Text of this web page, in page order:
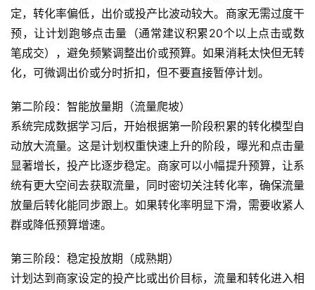
定，转化率偏低，出价或投产比波动较大。商家无需过度干
预，让计划跑够点击量（通常建议积累20个以上点击或数
笔成交），避免频繁调整出价或预算。如果消耗太快但无转
化，可微调出价或分时折扣，但不要直接暂停计划。
第二阶段：智能放量期（流量爬坡）
系统完成数据学习后，开始根据第一阶段积累的转化模型自
动放大流量。这是计划权重快速上升的阶段，曝光和点击量
显著增长，投产比逐步稳定。商家可以小幅提升预算，让系
统有更大空间去获取流量，同时密切关注转化率，确保流量
放量后转化能同步跟上。如果转化率明显下滑，需要收紧人
群或降低预算增速。
第三阶段：稳定投放期（成熟期）
计划达到商家设定的投产比或出价目标，流量和转化进入相